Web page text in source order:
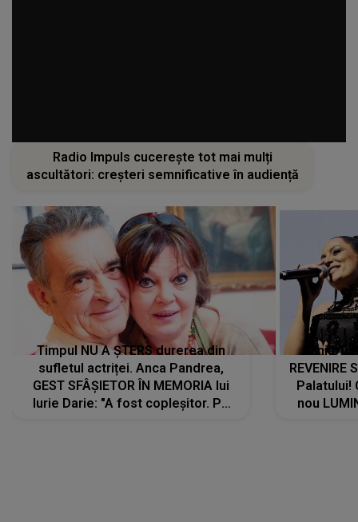
Radio Impuls cucerește tot mai mulți
ascultători: creșteri semnificative în audiență
Timpul NU A ȘTERS durerea din
sufletul actriței. Anca Pandrea,
GEST SFÂȘIETOR ÎN MEMORIA lui
Iurie Darie: "A fost copleșitor. Pe
Tania
REVENIRE
Palatului!
nou